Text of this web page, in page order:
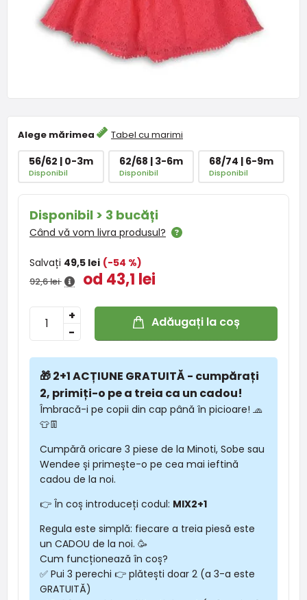
Alege mărimea Tabel cu marimi
56/62 | 0-3m
Disponibil
62/68 | 3-6m
Disponibil
68/74 | 6-9m
Disponibil
Disponibil > 3 bucăți
Când vă vom livra produsul?
Salvați 49,5 lei (-54 %)
92,6 lei od 43,1 lei
-
+ Adăugați la coș
🎁 2+1 ACȚIUNE GRATUITĂ - cumpărați
2, primiți-o pe a treia ca un cadou!
Îmbracă-i pe copii din cap până în picioare! 🧢
👕👖
Cumpără oricare 3 piese de la Minoti, Sobe sau
Wendee și primește-o pe cea mai ieftină
cadou de la noi.
👉 În coș introduceți codul: MIX2+1
Regula este simplă: fiecare a treia piesă este
un CADOU de la noi. 🥳
Cum funcționează în coș?
✅ Pui 3 perechi 👉 plătești doar 2 (a 3-a este
GRATUITĂ)